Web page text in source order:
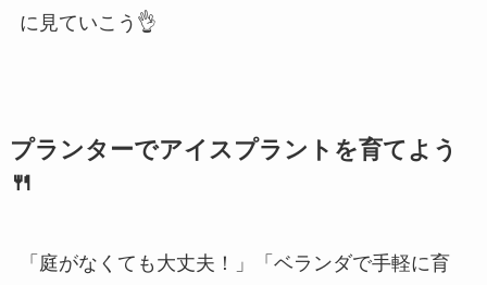
に見ていこう👌
プランターでアイスプラントを育てよう
🍴
「庭がなくても大丈夫！」「ベランダで手軽に育